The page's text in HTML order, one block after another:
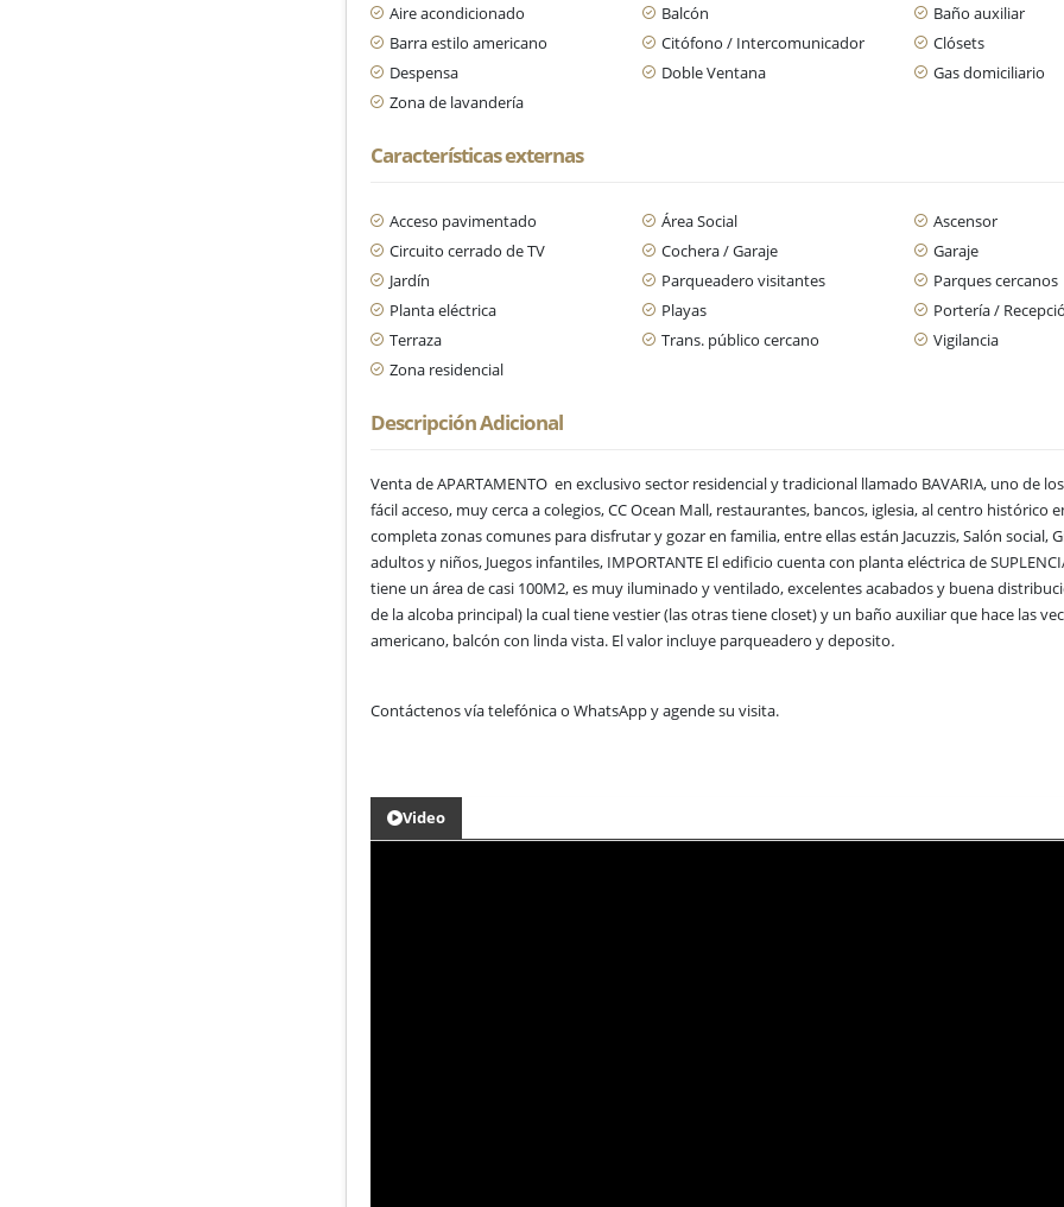
Aire acondicionado Balcón Baño auxiliar
Barra estilo americano
Citófono / Intercomunicador Clósets
Despensa
Doble Ventana Gas domiciliario
Zona de lavandería
Características externas
Acceso pavimentado Área Social Ascensor
Circuito cerrado de TV
Cochera / Garaje Garaje
Jardín
Parqueadero visitantes Parques cercanos
Planta eléctrica
Playas Portería /
Terraza
Trans. público cercano Vigilancia
Zona residencial
Descripción Adicional
Venta de APARTAMENTO en exclusivo sector residencial y tradicional llamado BAVARIA, uno de
fácil acceso, muy cerca a colegios, CC Ocean Mall, restaurantes, bancos, iglesia, al centro
completa zonas comunes para disfrutar y gozar en familia, entre ellas están Jacuzzis, Salón social,
adultos y niños, Juegos infantiles, IMPORTANTE El edificio cuenta con planta eléctrica de
tiene un área de casi 100M2, es muy iluminado y ventilado, excelentes acabados y buena
de la alcoba principal) la cual tiene vestier (las otras tiene closet) y un baño auxiliar que hace las
americano, balcón con linda vista. El valor incluye parqueadero y deposito.
Contáctenos vía telefónica o WhatsApp y agende su visita.
Video